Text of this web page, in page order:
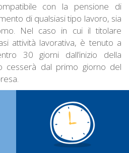
con la pensione di
di qualsiasi tipo lavoro, sia
Nel caso in cui il titolare
attività lavorativa, è tenuto a
30 giorni dall’inizio della
cesserà dal primo giorno del